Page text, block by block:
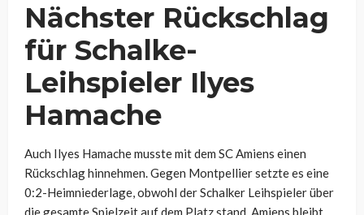
Nächster Rückschlag
für Schalke-
Leihspieler Ilyes
Hamache
Auch Ilyes Hamache musste mit dem SC Amiens einen
Rückschlag hinnehmen. Gegen Montpellier setzte es eine
0:2-Heimniederlage, obwohl der Schalker Leihspieler über
die gesamte Spielzeit auf dem Platz stand. Amiens bleibt